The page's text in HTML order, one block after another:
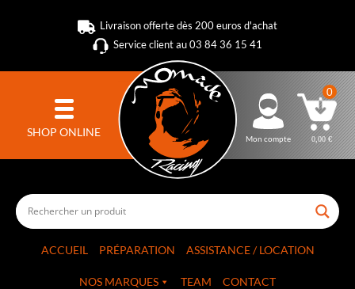
Livraison offerte dès 200 euros d'achat
Service client au 03 84 36 15 41
SHOP ONLINE Mon compte
0
0,00€
ACCUEIL PRÉPARATION ASSISTANCE / LOCATION
NOS MARQUES TEAM CONTACT